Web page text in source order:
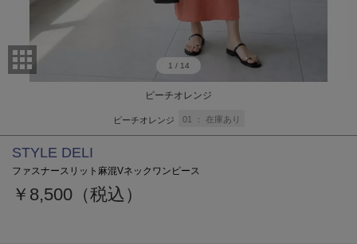
1 / 14
ピーチオレンジ
ピーチオレンジ 01 在庫あり
STYLE DELI
ファスナースリット麻混Vネックワンピース
￥8,500（税込）